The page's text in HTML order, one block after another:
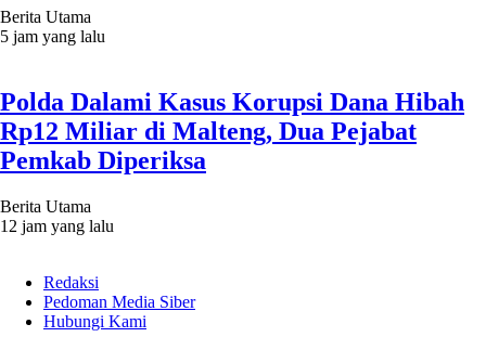
Berita Utama
5 jam yang lalu
Polda Dalami Kasus Korupsi Dana Hibah
Rp12 Miliar di Malteng, Dua Pejabat
Pemkab Diperiksa
Berita Utama
12 jam yang lalu
Redaksi
Pedoman Media Siber
Hubungi Kami